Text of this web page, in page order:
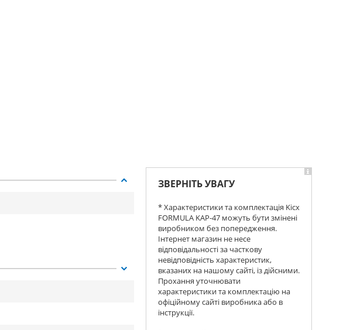
ЗВЕРНІТЬ УВАГУ
* Характеристики та комплектація Kicx
FORMULA KAP-47 можуть бути змінені
виробником без попередження.
Інтернет магазин не несе
відповідальності за часткову
невідповідність характеристик,
вказаних на нашому сайті, із дійсними.
Прохання уточнювати
характеристики та комплектацію на
офіційному сайті виробника або в
інструкції.